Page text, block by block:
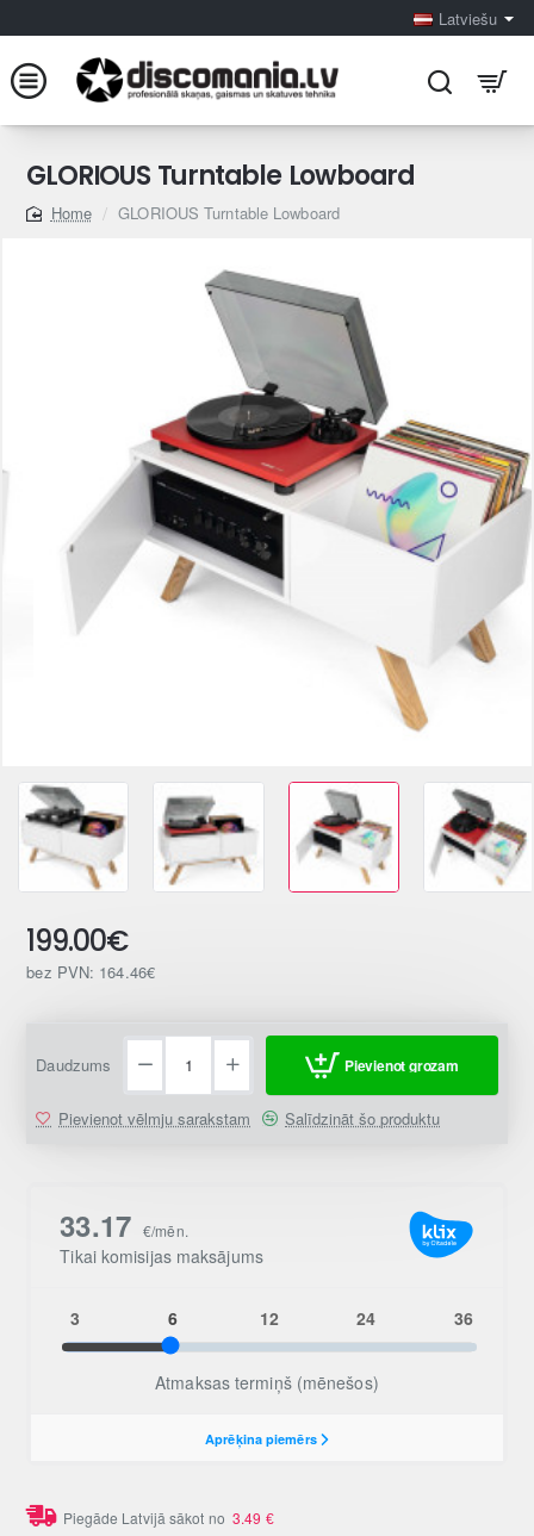
Latviešu
GLORIOUS Turntable Lowboard
home
GLORIOUS Turntable Lowboard
199.00€
bez PVN: 164.46€
Daudzums Pievienot grozam
Pievienot vēlmju sarakstam Salīdzināt šo produktu
Piegāde Latvijā sākot no3.49 €